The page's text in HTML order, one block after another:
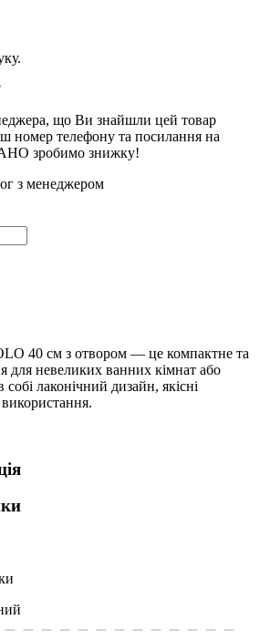
що Ви знайшли цей товар
номер телефону та посилання на
зробимо знижку!
з менеджером
40 см з отвором — це компактне та
для невеликих ванних кімнат або
лаконічний дизайн, якісні
використання.